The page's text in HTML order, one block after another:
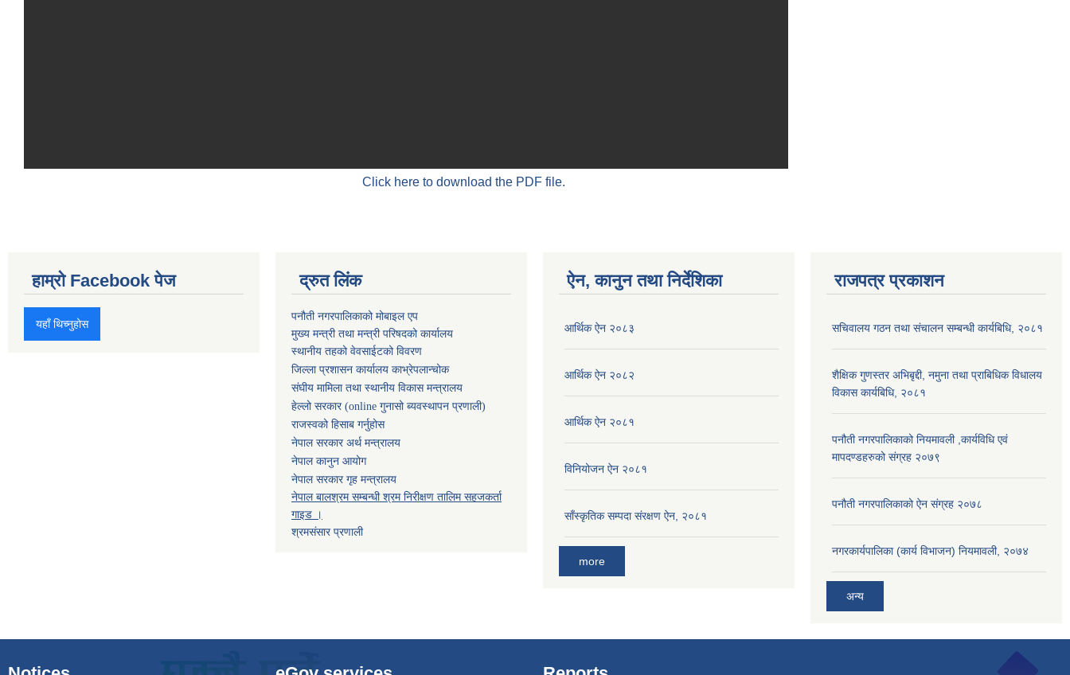
Click here to download the PDF file.
हाम्रो Facebook पेज
यहाँ थिच्नुहोस
द्रुत लिंक
पनौती नगरपालिकाको मोबाइल एप
मुख्य मन्त्री तथा मन्त्री परिषदको कार्यालय
स्थानीय तहको वेवसाईटको विवरण
जिल्ला प्रशासन कार्यालय काभ्रेपलान्चोक
संघीय मामिला तथा स्थानीय विकास मन्त्रालय
हेल्लो सरकार (online गुनासो ब्यवस्थापन प्रणाली)
राजस्वको हिसाब गर्नुहोस
नेपाल सरकार अर्थ मन्त्रालय
नेपाल कानुन आयोग
नेपाल सरकार गृह मन्त्रालय
नेपाल बालश्रम सम्बन्धी श्रम निरीक्षण तालिम सहजकर्ता
गाइड ।
श्रमसंसार प्रणाली
ऐन, कानुन तथा निर्देशिका
आर्थिक ऐन २०८३
आर्थिक ऐन २०८२
आर्थिक ऐन २०८१
विनियोजन ऐन २०८१
साँस्कृतिक सम्पदा संरक्षण ऐन, २०८१
more
राजपत्र प्रकाशन
सचिवालय गठन तथा संचालन सम्बन्धी कार्यबिधि, २०८१
शैक्षिक गुणस्तर अभिबृद्दी, नमुना तथा प्राबिधिक विधालय
विकास कार्यबिधि, २०८१
पनौती नगरपालिकाको नियमावली ,कार्यविधि एवं
मापदण्डहरुको संग्रह २०७९
पनौती नगरपालिकाको ऐन संग्रह २०७८
नगरकार्यपालिका (कार्य विभाजन) नियमावली, २०७४
अन्य